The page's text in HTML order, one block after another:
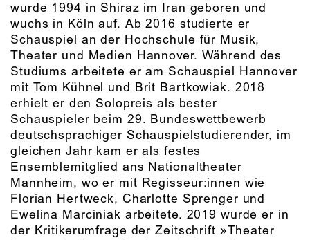
wurde 1994 in Shiraz im Iran geboren und
wuchs in Köln auf. Ab 2016 studierte er
Schauspiel an der Hochschule für Musik,
Theater und Medien Hannover. Während des
Studiums arbeitete er am Schauspiel Hannover
mit Tom Kühnel und Brit Bartkowiak. 2018
erhielt er den Solopreis als bester
Schauspieler beim 29. Bundeswettbewerb
deutschsprachiger Schauspielstudierender, im
gleichen Jahr kam er als festes
Ensemblemitglied ans Nationaltheater
Mannheim, wo er mit Regisseur:innen wie
Florian Hertweck, Charlotte Sprenger und
Ewelina Marciniak arbeitete. 2019 wurde er in
der Kritikerumfrage der Zeitschrift »Theater